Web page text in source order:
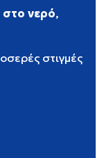
στο νερό,
στιγμές